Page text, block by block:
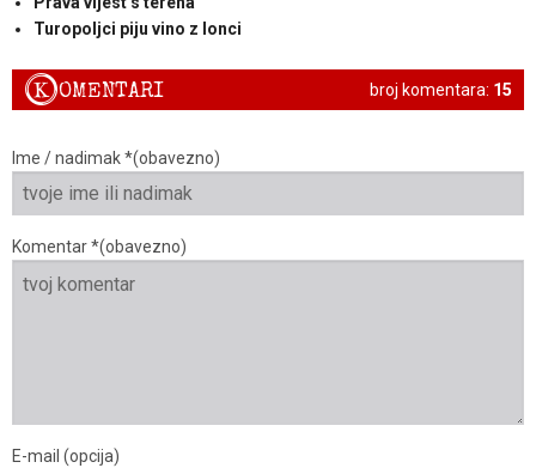
Turopoljci piju vino z lonci
broj komentara: 15
KOMENTARI
Ime / nadimak *(obavezno)
Komentar *(obavezno)
E-mail (opcija)